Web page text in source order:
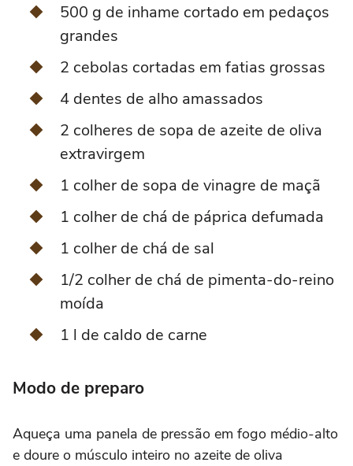
500 g de inhame cortado em pedaços
grandes
2 cebolas cortadas em fatias grossas
4 dentes de alho amassados
2 colheres de sopa de azeite de oliva
extravirgem
1 colher de sopa de vinagre de maçã
1 colher de chá de páprica defumada
1 colher de chá de sal
1/2 colher de chá de pimenta-do-reino
moída
1 l de caldo de carne
Modo de preparo
Aqueça uma panela de pressão em fogo médio-alto
e doure o músculo inteiro no azeite de oliva